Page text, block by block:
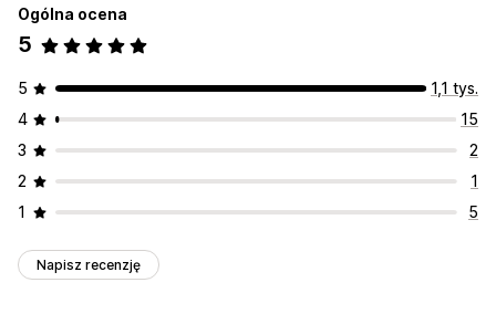
Ogólna ocena
5
5
1,1 tys.
4
15
3
2
2
1
1
5
Napisz recenzję